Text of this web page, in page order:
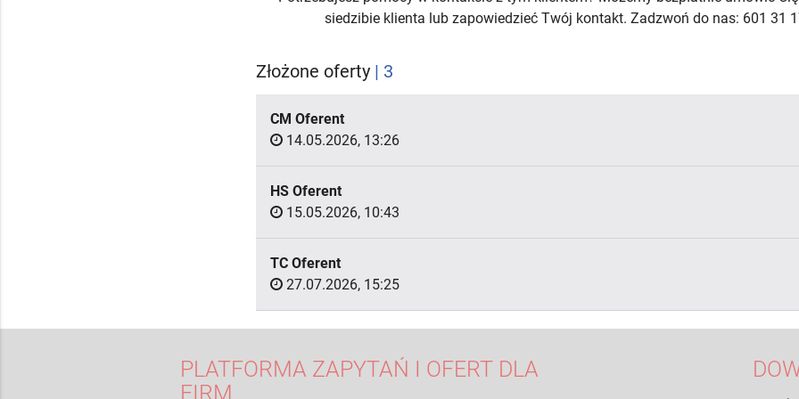
siedzibie klienta lub zapowiedzieć Twój kontakt. Zadzwoń do nas: 601 31
Złożone oferty | 3
CM Oferent
14.05.2026, 13:26
HS Oferent
15.05.2026, 10:43
TC Oferent
27.07.2026, 15:25
PLATFORMA ZAPYTAŃ I OFERT DLA
FIRM